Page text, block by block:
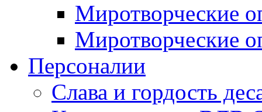
Миротворческие
Миротворческие
Персоналии
Слава и гордость